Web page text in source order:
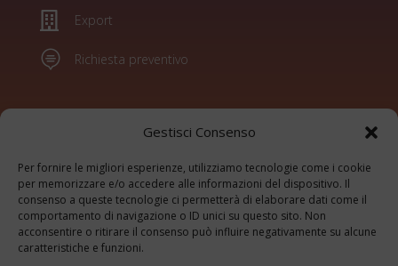
Gestisci Consenso
Per fornire le migliori esperienze, utilizziamo tecnologie come i cookie
per memorizzare e/o accedere alle informazioni del dispositivo. Il
consenso a queste tecnologie ci permetterà di elaborare dati come il
comportamento di navigazione o ID unici su questo sito. Non
acconsentire o ritirare il consenso può influire negativamente su alcune
caratteristiche e funzioni.
 Export
 Richiesta preventivo
Marchi
Konica Minolta
Sharp
Olivetti
Ricoh